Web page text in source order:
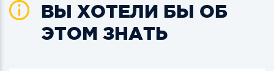
ВЫ ХОТЕЛИ БЫ ОБ
ЭТОМ ЗНАТЬ